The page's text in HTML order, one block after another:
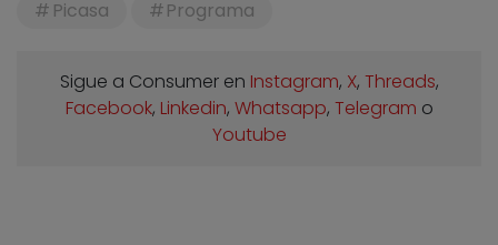
Picasa Programa
Sigue a Consumer en Instagram, X, Threads,
Facebook, Linkedin, Whatsapp, Telegram o
Youtube